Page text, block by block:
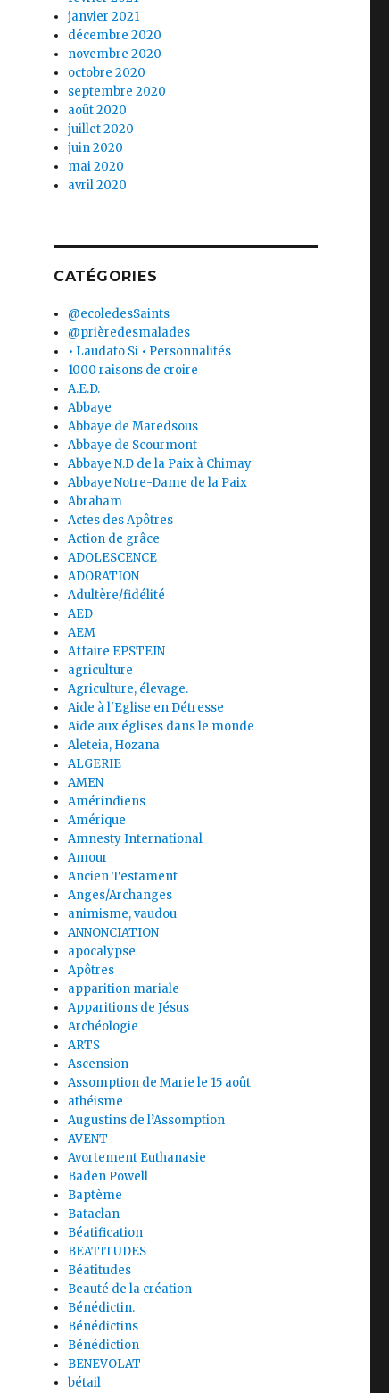
janvier 2021
décembre 2020
novembre 2020
octobre 2020
septembre 2020
août 2020
juillet 2020
juin 2020
mai 2020
avril 2020
CATÉGORIES
@ecoledesSaints
@prièredesmalades
• Laudato Si • Personnalités
1000 raisons de croire
A.E.D.
Abbaye
Abbaye de Maredsous
Abbaye de Scourmont
Abbaye N.D de la Paix à Chimay
Abbaye Notre-Dame de la Paix
Abraham
Actes des Apôtres
Action de grâce
ADOLESCENCE
ADORATION
Adultère/fidélité
AED
AEM
Affaire EPSTEIN
agriculture
Agriculture, élevage.
Aide à l'Eglise en Détresse
Aide aux églises dans le monde
Aleteia, Hozana
ALGERIE
AMEN
Amérindiens
Amérique
Amnesty International
Amour
Ancien Testament
Anges/Archanges
animisme, vaudou
ANNONCIATION
apocalypse
Apôtres
apparition mariale
Apparitions de Jésus
Archéologie
ARTS
Ascension
Assomption de Marie le 15 août
athéisme
Augustins de l’Assomption
AVENT
Avortement Euthanasie
Baden Powell
Baptème
Bataclan
Béatification
BEATITUDES
Béatitudes
Beauté de la création
Bénédictin.
Bénédictins
Bénédiction
BENEVOLAT
bétail